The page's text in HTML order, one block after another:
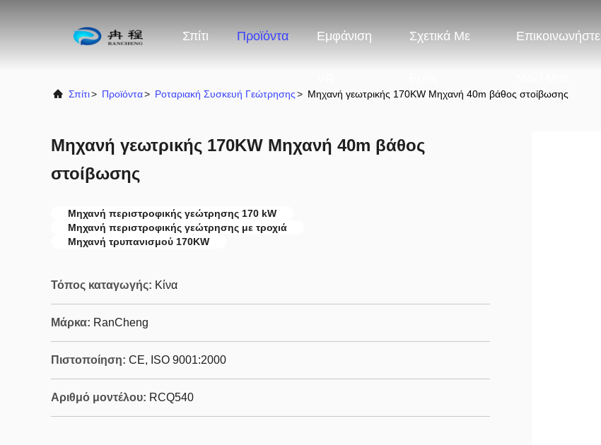
Σπίτι Προϊόντα Εμφάνιση Σχετικά Με Επικοινωνήστε
Σπίτι> Προϊόντα> Ροταριακή Συσκευή Γεώτρησης> Μηχανή γεωτρικής 170KW Μηχανή 40m βάθος στοίβωσης
Μηχανή γεωτρικής 170KW Μηχανή 40m βάθος
στοίβωσης
Μηχανή περιστροφικής γεώτρησης 170 kW
Μηχανή περιστροφικής γεώτρησης με τροχιά
Μηχανή τρυπανισμού 170KW
Τόπος καταγωγής: Κίνα
Μάρκα: RanCheng
Πιστοποίηση: CE, ISO 9001:2000
Αριθμό μοντέλου: RCQ540